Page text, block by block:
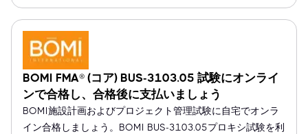
BOMI FMA® (コア) BUS-3103.05 試験にオンライ
ンで合格し、合格後に支払いましょう
BOMI施設計画およびプロジェクト管理試験に自宅でオンラ
イン合格しましょう。BOMI BUS-3103.05プロキシ試験を利